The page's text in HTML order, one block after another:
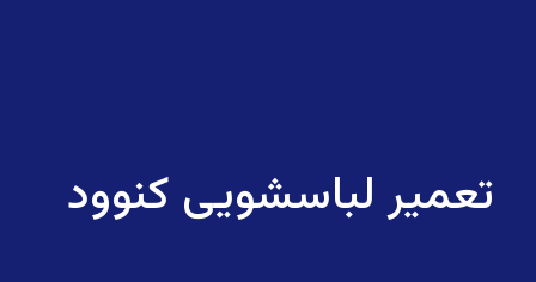
تعمیر لباسشویی کنوود